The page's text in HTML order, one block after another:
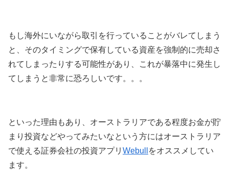
もし海外にいながら取引を行っていることがバレてしまう
と、そのタイミングで保有している資産を強制的に売却さ
れてしまったりする可能性があり、これが暴落中に発生し
てしまうと非常に恐ろしいです。。。
といった理由もあり、オーストラリアである程度お金が貯
まり投資などやってみたいなという方にはオーストラリア
で使える証券会社の投資アプリ Webull
をオススメしてい
ます。